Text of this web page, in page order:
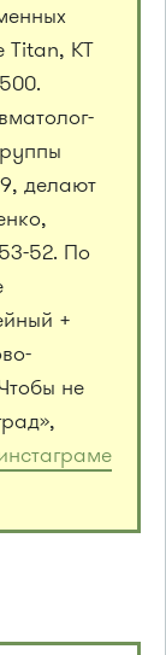
Titan, КТ
делают
52. По
+
не